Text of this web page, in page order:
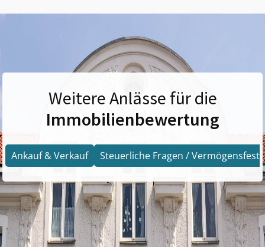
Weitere Anlässe für die
Immobilienbewertung
Ankauf & Verkauf Steuerliche Fragen /